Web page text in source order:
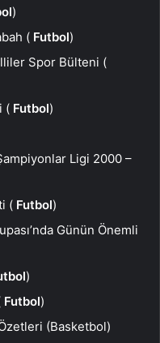
)
( Futbol)
Spor Bülteni (
( Futbol)
Ligi 2000 –
( Futbol)
Günün Önemli
)
Futbol)
(Basketbol)